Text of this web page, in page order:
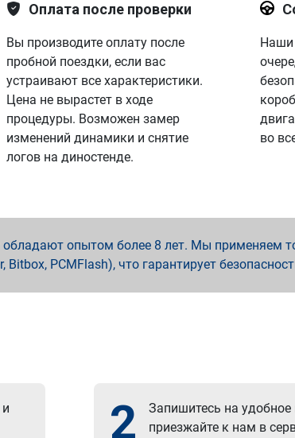
Оплата после проверки
Вы производите оплату после
пробной поездки, если вас
устраивают все характеристики.
Цена не вырастет в ходе
процедуры. Возможен замер
изменений динамики и снятие
логов на диностенде.
Наши
во
опытом более 8 лет. Мы применяем
Bitbox, PCMFlash), что гарантирует
и
2
Запишитесь на удобное
приезжайте к нам в